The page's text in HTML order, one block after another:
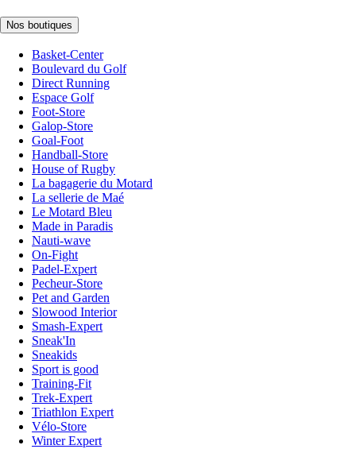
Nos boutiques
Basket-Center
Boulevard du Golf
Direct Running
Espace Golf
Foot-Store
Galop-Store
Goal-Foot
Handball-Store
House of Rugby
La bagagerie du Motard
La sellerie de Maé
Le Motard Bleu
Made in Paradis
Nauti-wave
On-Fight
Padel-Expert
Pecheur-Store
Pet and Garden
Slowood Interior
Smash-Expert
Sneak'In
Sneakids
Sport is good
Training-Fit
Trek-Expert
Triathlon Expert
Vélo-Store
Winter Expert